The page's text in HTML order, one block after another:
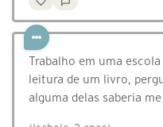
Trabalho em uma
leitura de um livro,
alguma delas saberia